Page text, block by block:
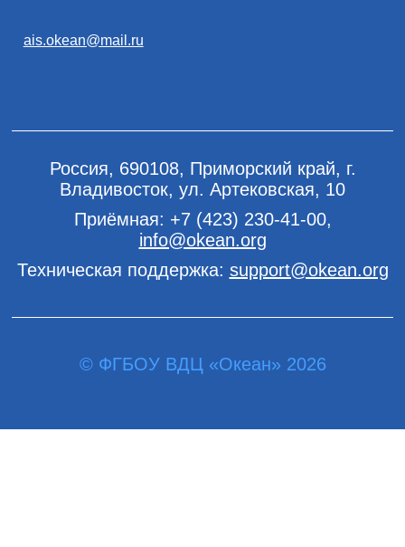
ais.okean@mail.ru
Россия, 690108, Приморский край, г.
Владивосток, ул. Артековская, 10
Приёмная: +7 (423) 230-41-00,
info@okean.org
Техническая поддержка: support@okean.org
© ФГБОУ ВДЦ «Океан» 2026